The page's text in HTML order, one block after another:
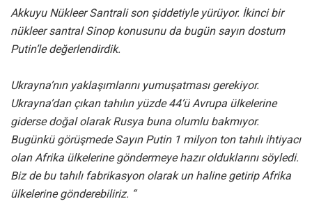
Akkuyu Nükleer Santrali son şiddetiyle yürüyor. İkinci bir
nükleer santral Sinop konusunu da bugün sayın dostum
Putin’le değerlendirdik.
Ukrayna’nın yaklaşımlarını yumuşatması gerekiyor.
Ukrayna’dan çıkan tahılın yüzde 44’ü Avrupa ülkelerine
giderse doğal olarak Rusya buna olumlu bakmıyor.
Bugünkü görüşmede Sayın Putin 1 milyon ton tahılı ihtiyacı
olan Afrika ülkelerine göndermeye hazır olduklarını söyledi.
Biz de bu tahılı fabrikasyon olarak un haline getirip Afrika
ülkelerine gönderebiliriz. “